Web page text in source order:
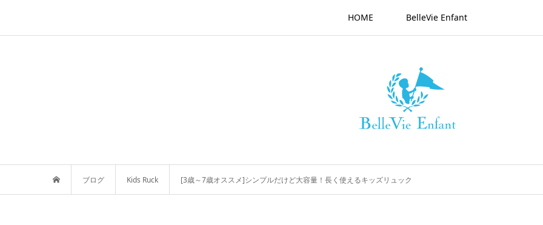
HOME BelleVie Enfant
ブログ Kids Ruck [3歳～7歳オススメ]シンプルだけど大容量！長く使えるキッズリュック